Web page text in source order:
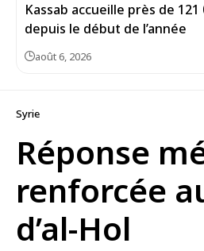
Kassab accueille près de
depuis le début de l’année
août 6, 2026
Syrie
Réponse
renforcée
d’al-Hol